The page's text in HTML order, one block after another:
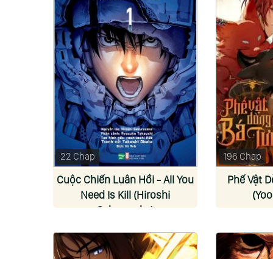
22 Chap
Cuộc Chiến Luân Hồi - All You
Need Is Kill (Hiroshi
Sakurazaka)
196 Chap
Phế Vật